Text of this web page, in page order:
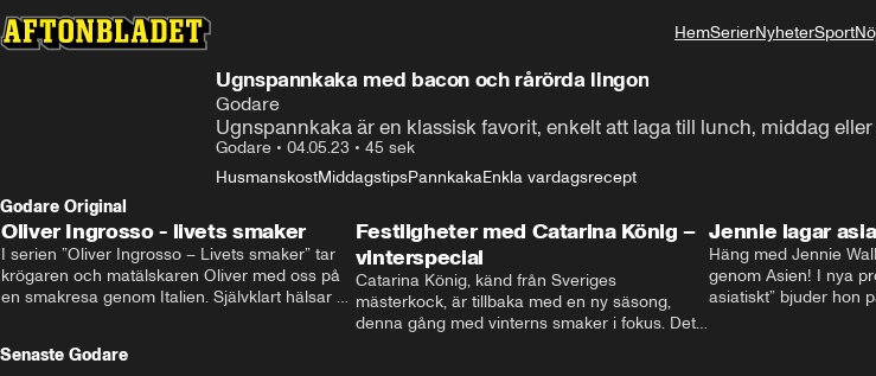
HemSerierNyheterSport
Ugnspannkaka med bacon och rårörda lingon
Godare
Ugnspannkaka är en klassisk favorit, enkelt att laga till lunch, middag
Godare • 04.05.23 • 45 sek
HusmanskostMiddagstipsPannkakaEnkla vardagsrecept
Godare Original
Oliver Ingrosso - livets smaker
I serien ”Oliver Ingrosso – Livets smaker” tar
krögaren och matälskaren Oliver med oss på
en smakresa genom Italien. Självklart hälsar
Festligheter med Catarina König –
vinterspecial
Catarina König, känd från Sveriges
mästerkock, är tillbaka med en ny säsong,
denna gång med vinterns smaker i fokus. Det
Jennie lagar
Häng med Jennie
genom Asien! I nya
asiatiskt” bjuder hon
Senaste Godare